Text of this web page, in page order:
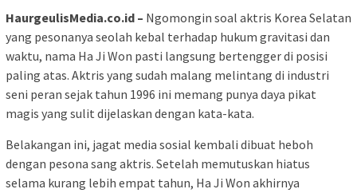
HaurgeulisMedia.co.id – Ngomongin soal aktris Korea Selatan
yang pesonanya seolah kebal terhadap hukum gravitasi dan
waktu, nama Ha Ji Won pasti langsung bertengger di posisi
paling atas. Aktris yang sudah malang melintang di industri
seni peran sejak tahun 1996 ini memang punya daya pikat
magis yang sulit dijelaskan dengan kata-kata.
Belakangan ini, jagat media sosial kembali dibuat heboh
dengan pesona sang aktris. Setelah memutuskan hiatus
selama kurang lebih empat tahun, Ha Ji Won akhirnya